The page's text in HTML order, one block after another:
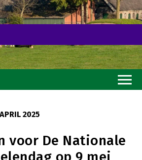
2025
voor De Nationale